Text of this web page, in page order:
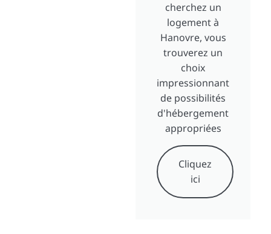
cherchez un
logement à
Hanovre, vous
trouverez un
choix
impressionnant
de possibilités
d'hébergement
appropriées
Cliquez
ici